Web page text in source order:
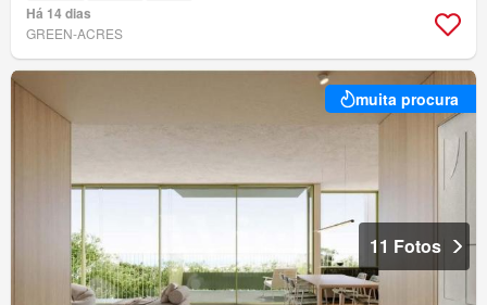
Há 14 dias
GREEN-ACRES
muita procura
11 Fotos